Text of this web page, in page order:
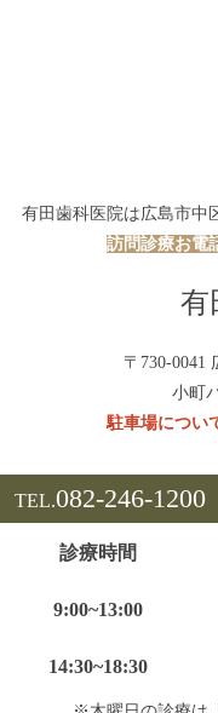
有田歯科医院は広島市中
訪問診療お電
有
〒730-0041
小町
駐車場につい
TEL.082-246-1200
診療時間
9:00~13:00
14:30~18:30